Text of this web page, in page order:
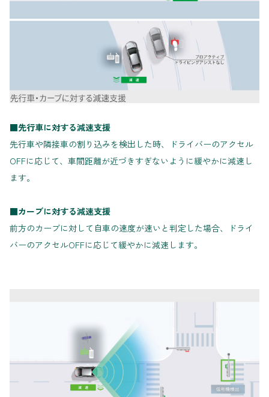
■先行車に対する減速支援
先行車や隣接車の割り込みを検出した時、ドライバーのアクセル
OFFに応じて、車間距離が近づきすぎないように緩やかに減速し
ます。
■カーブに対する減速支援
前方のカーブに対して自車の速度が速いと判定した場合、ドライ
バーのアクセルOFFに応じて緩やかに減速します。